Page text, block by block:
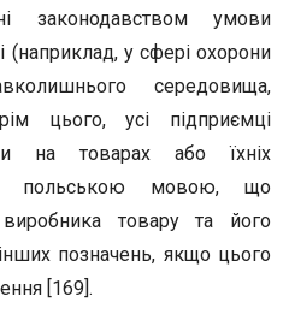
законодавством умови
(наприклад, у сфері охорони
середовища,
цього, усі підприємці
на товарах або їхніх
польською мовою, що
виробника товару та його
позначень, якщо цього
[169].